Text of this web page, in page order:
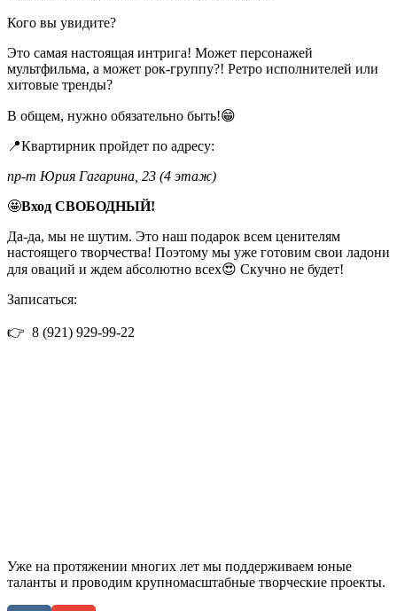
Кого вы увидите?
Это самая настоящая интрига! Может персонажей
мультфильма, а может рок-группу?! Ретро исполнителей или
хитовые тренды?
В общем, нужно обязательно быть!😁
📍Квартирник пройдет по адресу:
пр-т Юрия Гагарина, 23 (4 этаж)
🤩Вход СВОБОДНЫЙ!
Да-да, мы не шутим. Это наш подарок всем ценителям
настоящего творчества! Поэтому мы уже готовим свои ладони
для оваций и ждем абсолютно всех😍 Скучно не будет!
Записаться:
👉 8 (921) 929-99-22
Уже на протяжении многих лет мы поддерживаем юные
таланты и проводим крупномасштабные творческие проекты.